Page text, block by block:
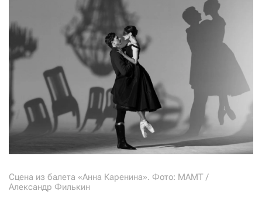
Сцена из балета «Анна Каренина». Фото: МАМТ /
Александр Филькин